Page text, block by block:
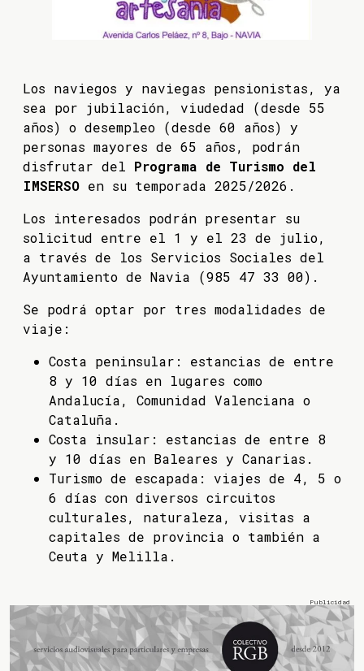
Los naviegos y naviegas pensionistas, ya
sea por jubilación, viudedad (desde 55
años) o desempleo (desde 60 años) y
personas mayores de 65 años, podrán
disfrutar del Programa de Turismo del
IMSERSO en su temporada 2025/2026.
Los interesados podrán presentar su
solicitud entre el 1 y el 23 de julio,
a través de los Servicios Sociales del
Ayuntamiento de Navia (985 47 33 00).
Se podrá optar por tres modalidades de
viaje:
Costa peninsular: estancias de entre
8 y 10 días en lugares como
Andalucía, Comunidad Valenciana o
Cataluña.
Costa insular: estancias de entre 8
y 10 días en Baleares y Canarias.
Turismo de escapada: viajes de 4, 5 o
6 días con diversos circuitos
culturales, naturaleza, visitas a
capitales de provincia o también a
Ceuta y Melilla.